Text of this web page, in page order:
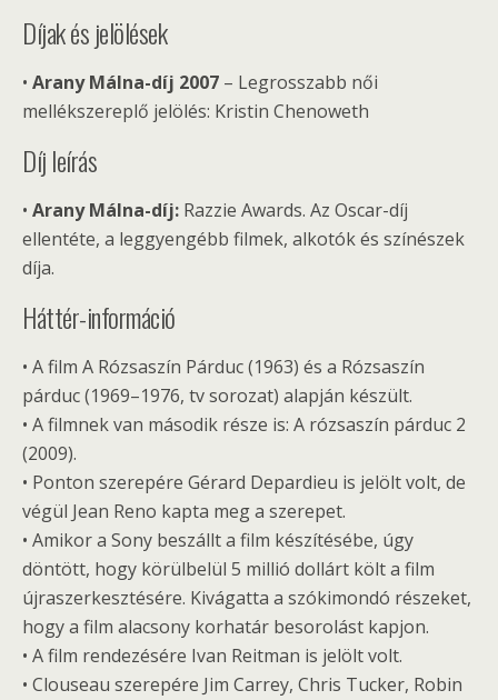
Díjak és jelölések
• Arany Málna-díj 2007 – Legrosszabb női
mellékszereplő jelölés: Kristin Chenoweth
Díj leírás
• Arany Málna-díj: Razzie Awards. Az Oscar-díj
ellentéte, a leggyengébb filmek, alkotók és színészek
díja.
Háttér-információ
• A film A Rózsaszín Párduc (1963) és a Rózsaszín
párduc (1969–1976, tv sorozat) alapján készült.
• A filmnek van második része is: A rózsaszín párduc 2
(2009).
• Ponton szerepére Gérard Depardieu is jelölt volt, de
végül Jean Reno kapta meg a szerepet.
• Amikor a Sony beszállt a film készítésébe, úgy
döntött, hogy körülbelül 5 millió dollárt költ a film
újraszerkesztésére. Kivágatta a szókimondó részeket,
hogy a film alacsony korhatár besorolást kapjon.
• A film rendezésére Ivan Reitman is jelölt volt.
• Clouseau szerepére Jim Carrey, Chris Tucker, Robin